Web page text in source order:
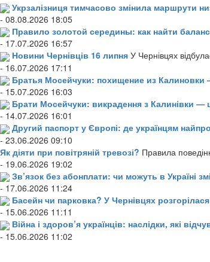
Укрзалізниця тимчасово змінила маршрути
- 08.08.2026 18:05
Правило золотой середины: как найти
- 17.07.2026 16:57
Новини Чернівців 16 липня У Чернівцях
- 16.07.2026 17:11
Братья Мосейчуки: похищение из
- 15.07.2026 16:03
Брати Мосейчуки: викрадення з Калинівки —
- 14.07.2026 16:01
Другий паспорт у Європі: де українцям
- 23.06.2026 09:10
Як діяти при повітряній тревозі? Правила
- 19.06.2026 19:02
Зв’язок без абонплати: чи можуть в Україні
- 17.06.2026 11:24
Басейн чи парковка? У Чернівцях
- 15.06.2026 11:11
Війна і здоров’я українців: наслідки, які
- 15.06.2026 11:02